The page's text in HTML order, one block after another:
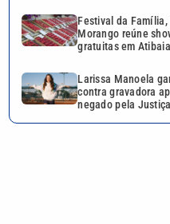
Festival da
Morango reúne
gratuitas em Atibaia
Larissa Manoela
contra gravadora
negado pela Justiça